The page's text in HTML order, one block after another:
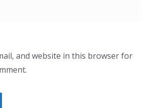
and website in this browser for